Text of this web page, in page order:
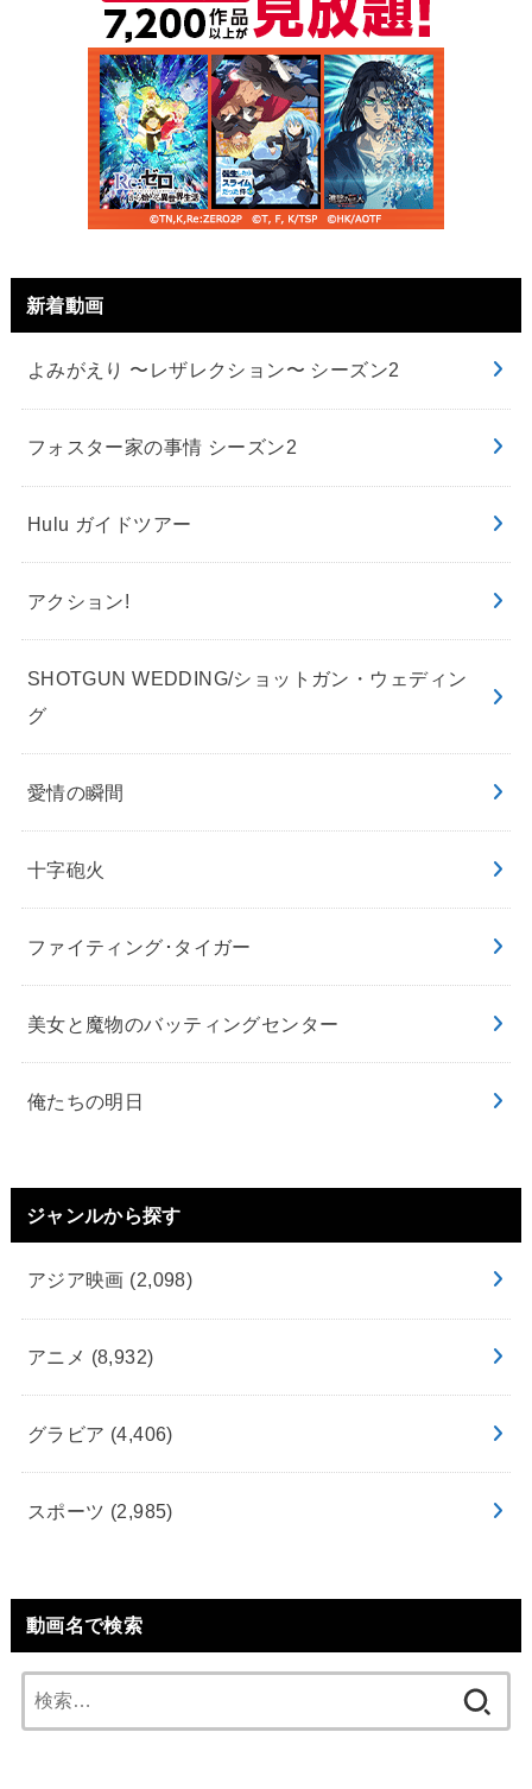
新着動画
よみがえり 〜レザレクション〜 シーズン2
フォスター家の事情 シーズン2
Hulu ガイドツアー
アクション!
SHOTGUN WEDDING/ショットガン・ウェディン
グ
愛情の瞬間
十字砲火
ファイティング･タイガー
美女と魔物のバッティングセンター
俺たちの明日
ジャンルから探す
アジア映画 (2,098)
アニメ (8,932)
グラビア (4,406)
スポーツ (2,985)
動画名で検索
索: